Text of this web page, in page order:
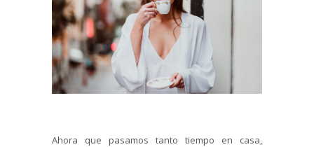
Ahora que pasamos tanto tiempo en casa,